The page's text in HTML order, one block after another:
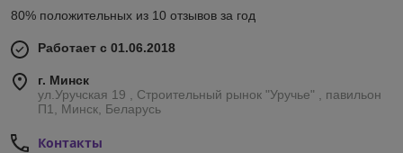
80% положительных из 10 отзывов за год
Работает с 01.06.2018
г. Минск
ул.Уручская 19 , Строительный рынок "Уручье" , павильон
П1, Минск, Беларусь
Контакты